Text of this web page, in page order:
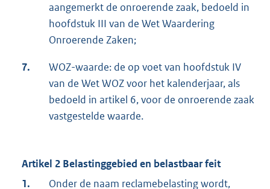
aangemerkt de onroerende zaak, bedoeld in
hoofdstuk III van de Wet Waardering
Onroerende Zaken;
7.
WOZ-waarde: de op voet van hoofdstuk IV
van de Wet WOZ voor het kalenderjaar, als
bedoeld in artikel 6, voor de onroerende zaak
vastgestelde waarde.
Artikel 2 Belastinggebied en belastbaar feit
1.
Onder de naam reclamebelasting wordt,